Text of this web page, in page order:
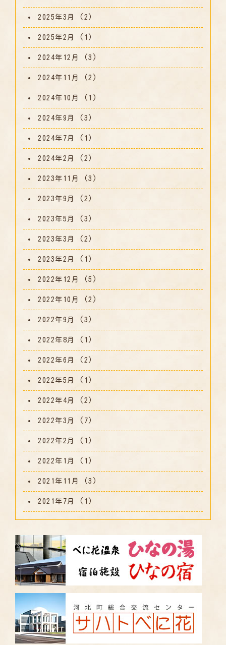
2025年3月 (2)
2025年2月 (1)
2024年12月 (3)
2024年11月 (2)
2024年10月 (1)
2024年9月 (3)
2024年7月 (1)
2024年2月 (2)
2023年11月 (3)
2023年9月 (2)
2023年5月 (3)
2023年3月 (2)
2023年2月 (1)
2022年12月 (5)
2022年10月 (2)
2022年9月 (3)
2022年8月 (1)
2022年6月 (2)
2022年5月 (1)
2022年4月 (2)
2022年3月 (7)
2022年2月 (1)
2022年1月 (1)
2021年11月 (3)
2021年7月 (1)